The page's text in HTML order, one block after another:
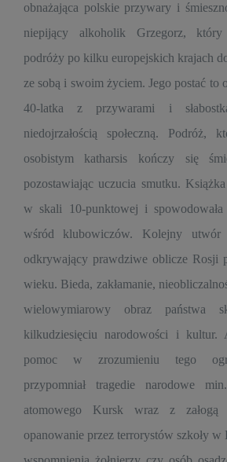
obnażająca polskie przywary i
niepijący alkoholik Grzegorz, który
podróży po kilku europejskich krajach
ze sobą i swoim życiem. Jego postać to
40-latka z przywarami i
niedojrzałością społeczną. Podróż,
osobistym katharsis kończy się
pozostawiając uczucia smutku.
w skali 10-punktowej i
wśród klubowiczów. Kolejny
odkrywający prawdziwe oblicze
wieku. Bieda, zakłamanie,
wielowymiarowy obraz państwa
kilkudziesięciu narodowości i kultur.
pomoc w zrozumieniu tego
przypomniał tragedie narodowe
atomowego Kursk wraz z załogą
opanowanie przez terrorystów szkoły w